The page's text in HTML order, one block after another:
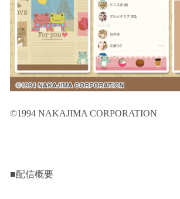
©1994 NAKAJIMA CORPORATION
■配信概要